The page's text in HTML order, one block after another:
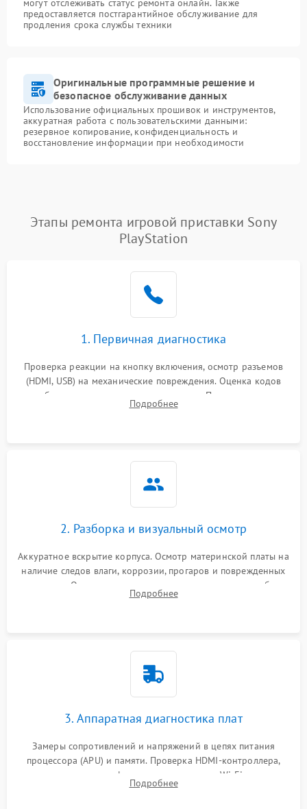
могут отслеживать статус ремонта онлайн. Также
предоставляется постгарантийное обслуживание для
продления срока службы техники
Оригинальные программные решение и
безопасное обслуживание данных
Использование официальных прошивок и инструментов,
аккуратная работа с пользовательскими данными:
резервное копирование, конфиденциальность и
восстановление информации при необходимости
Этапы ремонта игровой приставки Sony
PlayStation
1. Первичная диагностика
Проверка реакции на кнопку включения, осмотр разъемов
(HDMI, USB) на механические повреждения. Оценка кодов
ошибок на экране или по индикаторам. Проверка чтения
дисков, работы геймпадов и наличия гарантийных пломб.
Подробнее
2. Разборка и визуальный осмотр
Аккуратное вскрытие корпуса. Осмотр материнской платы на
наличие следов влаги, коррозии, прогаров и поврежденных
элементов. Оценка состояния системы охлаждения, турбины
кулера и степени загрязнения радиатора пылью.
Подробнее
3. Аппаратная диагностика плат
Замеры сопротивлений и напряжений в цепях питания
процессора (APU) и памяти. Проверка HDMI-контроллера,
микросхем флеш-памяти и модуля Wi-Fi
Подробнее